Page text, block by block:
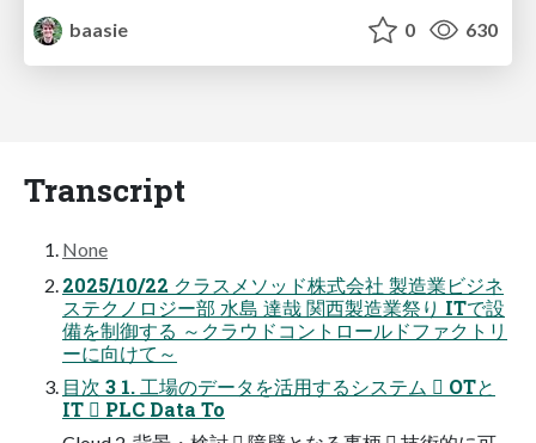
baasie
0 630
Transcript
None
2025/10/22 クラスメソッド株式会社 製造業ビジネ
ステクノロジー部 水島 達哉 関西製造業祭り ITで設
備を制御する ～クラウドコントロールドファクトリ
ーに向けて～
目次 3 1. 工場のデータを活用するシステム  OTと
IT  PLC Data To